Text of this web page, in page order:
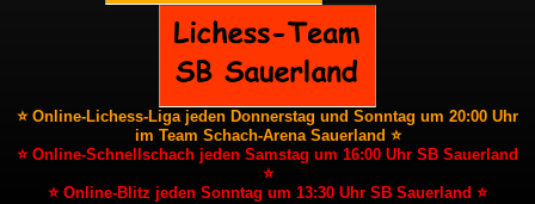
⭐ Online-Lichess-Liga jeden Donnerstag und Sonntag um 20:00 Uhr
im Team Schach-Arena Sauerland ⭐
⭐ Online-Schnellschach jeden Samstag um 16:00 Uhr SB Sauerland
⭐
⭐ Online-Blitz jeden Sonntag um 13:30 Uhr SB Sauerland ⭐